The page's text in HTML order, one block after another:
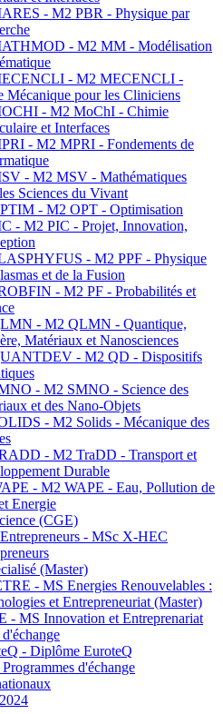
- M2 PBR - Physique par
- M2 MM - Modélisation
- M2 MECENCLI -
Mécanique pour les Cliniciens
- M2 MoChI - Chimie
et Interfaces
- M2 MPRI - Fondements de
- M2 MSV - Mathématiques
Sciences du Vivant
- M2 OPT - Optimisation
- M2 PIC - Projet, Innovation,
- M2 PPF - Physique
et de la Fusion
- M2 PF - Probabilités et
- M2 QLMN - Quantique,
Matériaux et Nanosciences
- M2 QD - Dispositifs
- M2 SMNO - Science des
et des Nano-Objets
- M2 Solids - Mécanique des
- M2 TraDD - Transport et
Durable
- M2 WAPE - Eau, Pollution de
Energie
(CGE)
- MSc X-HEC
(Master)
- MS Energies Renouvelables :
et Entrepreneuriat (Master)
- MS Innovation et Entreprenariat
- Diplôme EuroteQ
d'échange